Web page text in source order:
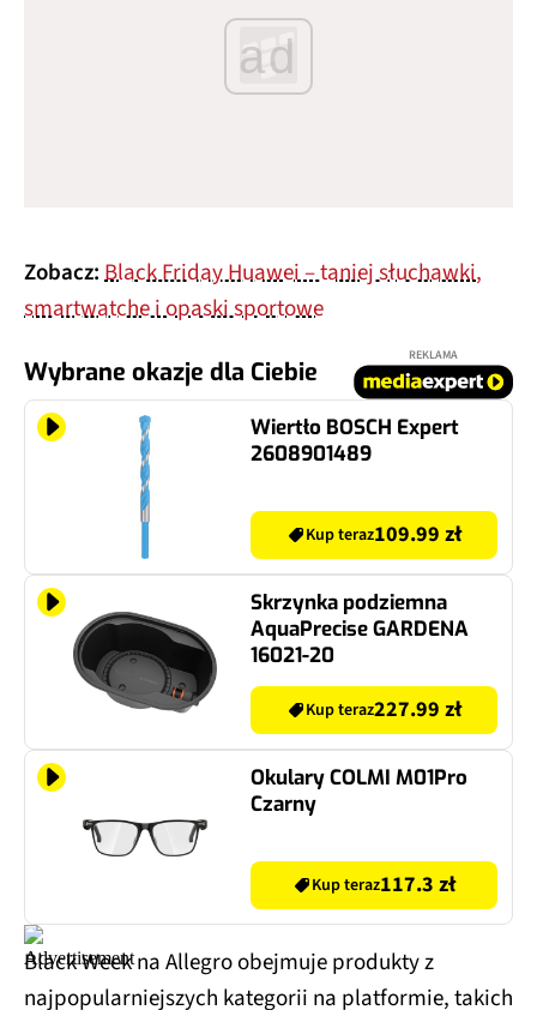
ad
Zobacz:Black Friday Huawei – taniej słuchawki,
smartwatche i opaski sportowe
Wybrane okazje dla Ciebie
REKLAMA
Wiertło BOSCH Expert
2608901489
Kup teraz109.99 zł
Skrzynka podziemna
AquaPrecise GARDENA
16021-20
Kup teraz227.99 zł
Okulary COLMI M01Pro
Czarny
Kup teraz117.3 zł
Black Week na Allegro obejmuje produkty z
najpopularniejszych kategorii na platformie, takich